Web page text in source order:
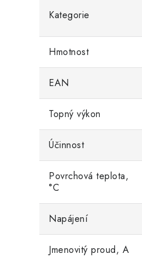
Kategorie
Hmotnost
EAN
Topný výkon
Účinnost
Povrchová teplota,
°C
Napájení
Jmenovitý proud, A